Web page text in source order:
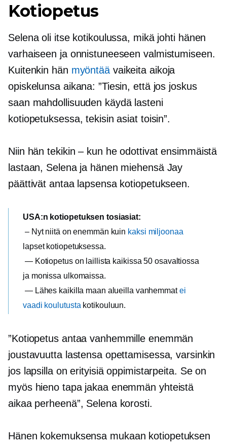
Kotiopetus
Selena oli itse kotikoulussa, mikä johti hänen
varhaiseen ja onnistuneeseen valmistumiseen.
Kuitenkin hän myöntäävaikeita aikoja
opiskelunsa aikana: ”Tiesin, että jos joskus
saan mahdollisuuden käydä lasteni
kotiopetuksessa, tekisin asiat toisin”.
Niin hän tekikin – kun he odottivat ensimmäistä
lastaan, Selena ja hänen miehensä Jay
päättivät antaa lapsensa kotiopetukseen.
USA:n kotiopetuksen tosiasiat:
– Nyt niitä on enemmän kuin kaksi miljoonaa
lapset kotiopetuksessa.
— Kotiopetus on laillista kaikissa 50 osavaltiossa
ja monissa ulkomaissa.
— Lähes kaikilla maan alueilla vanhemmatei
vaadi koulutusta kotikouluun.
”Kotiopetus antaa vanhemmille enemmän
joustavuutta lastensa opettamisessa, varsinkin
jos lapsilla on erityisiä oppimistarpeita. Se on
myös hieno tapa jakaa enemmän yhteistä
aikaa perheenä”, Selena korosti.
Hänen kokemuksensa mukaan kotiopetuksen